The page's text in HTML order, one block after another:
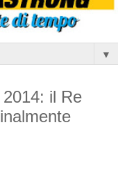
▼
il Re